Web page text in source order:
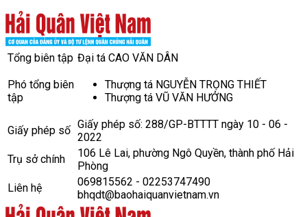
Tổng biên tập Đại tá CAO VĂN DÂN
Phó tổng biên
tập
Thượng tá NGUYỄN TRỌNG THIẾT
Thượng tá VŨ VĂN HƯỞNG
Giấy phép số Giấy phép số: 288/GP-BTTTT ngày 10 - 06 -
2022
Trụ sở chính
106 Lê Lai, phường Ngô Quyền, thành phố Hải
Phòng
Liên hệ
069815562 - 02253747490
bhqdt@baohaiquanvietnam.vn